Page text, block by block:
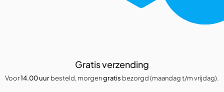
Gratis verzending
Voor14.00 uurbesteld, morgengratis bezorgd (maandag t/m vrijdag).